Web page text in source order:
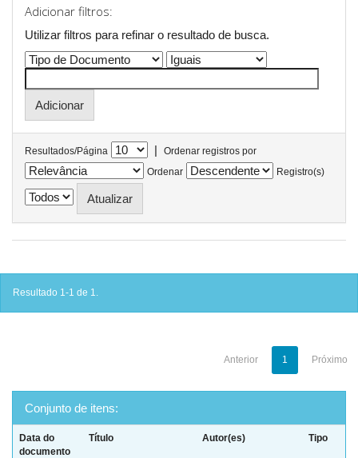
Adicionar filtros:
Utilizar filtros para refinar o resultado de busca.
Resultados/Página |
Ordenar registros por
Ordenar
Registro(s)
Resultado 1-1 de 1.
Anterior 1 Próximo
Conjunto de itens:
Data do
documento
Título Autor(es) Tipo